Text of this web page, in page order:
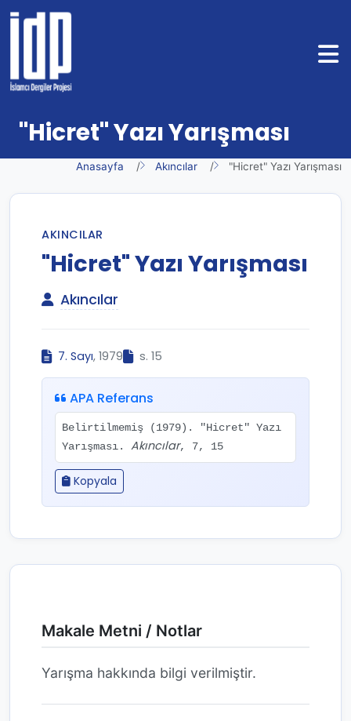
"Hicret" Yazı Yarışması
Anasayfa Akıncılar "Hicret" Yazı Yarışması
AKINCILAR
"Hicret" Yazı Yarışması
Akıncılar
7. Sayı, 1979 s. 15
APA Referans
Belirtilmemiş (1979). "Hicret" Yazı
Yarışması. Akıncılar, 7, 15
Kopyala
Makale Metni / Notlar
Yarışma hakkında bilgi verilmiştir.